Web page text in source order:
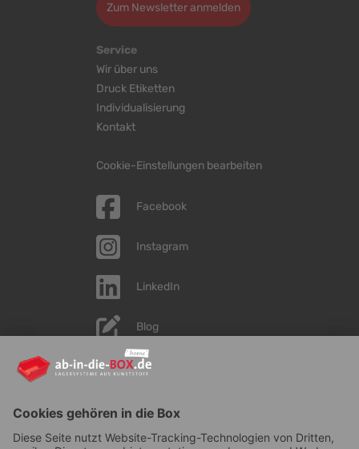
Zum Newsletter anmelden
Service
Wir über uns
Druck Etiketten
Individualisierung
Kontakt
Cookie-Einstellungen bearbeiten
Facebook
Instagram
LinkedIn
Blog
YouTube